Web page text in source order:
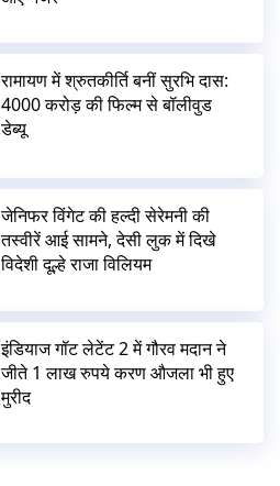
रामायण में श्रुतकीर्ति बनीं सुरभि दास:
4000 करोड़ की फिल्म से बॉलीवुड
डेब्यू
जेनिफर विंगेट की हल्दी सेरेमनी की
तस्वीरें आई सामने, देसी लुक में दिखे
विदेशी दूल्हे राजा विलियम
इंडियाज गॉट लेटेंट 2 में गौरव मदान ने
जीते 1 लाख रुपये करण औजला भी हुए
मुरीद